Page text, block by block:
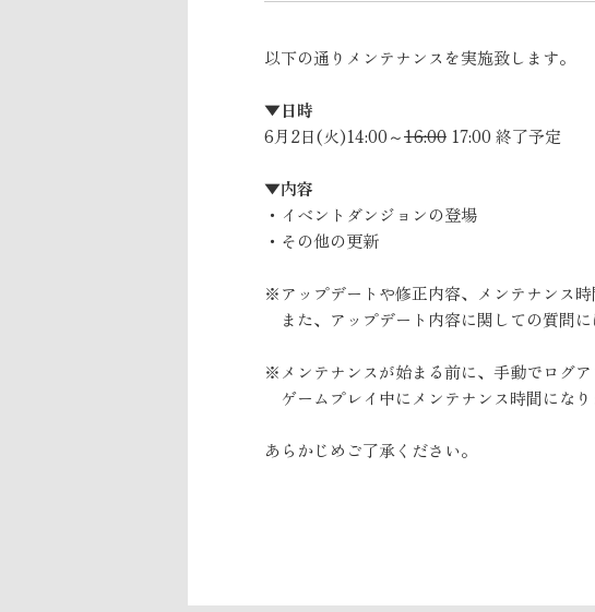
以下の通りメンテナンスを実施致します。
▼日時
6月2日(火)14:00～16:00 17:00 終了予定
▼内容
・イベントダンジョンの登場
・その他の更新
※アップデートや修正内容、メンテナンス
また、アップデート内容に関しての質問に
※メンテナンスが始まる前に、手動でログ
ゲームプレイ中にメンテナンス時間にな
あらかじめご了承ください。